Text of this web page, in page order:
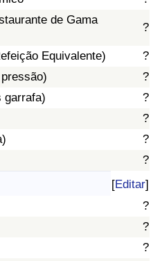
de Gama
?
Equivalente)
?
?
garrafa)
?
?
?
?
[Editar]
?
?
?
País
por País
(Atual)
país